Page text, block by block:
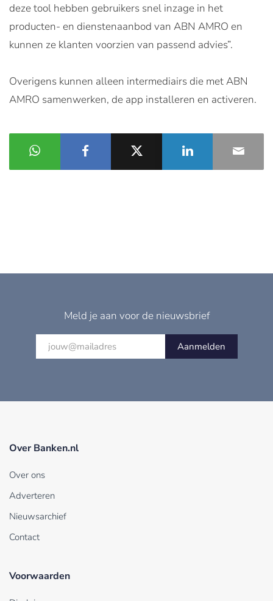
deze tool hebben gebruikers snel inzage in het
producten- en dienstenaanbod van ABN AMRO en
kunnen ze klanten voorzien van passend advies”.
Overigens kunnen alleen intermediairs die met ABN
AMRO samenwerken, de app installeren en activeren.
Meld je aan voor de nieuwsbrief
Aanmelden
Over Banken.nl
Over ons
Adverteren
Nieuwsarchief
Contact
Voorwaarden